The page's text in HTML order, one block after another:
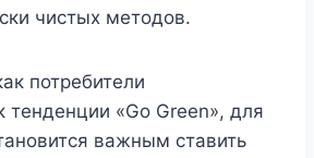
чистых методов.
потребители
тенденции «Go Green», для
важным ставить